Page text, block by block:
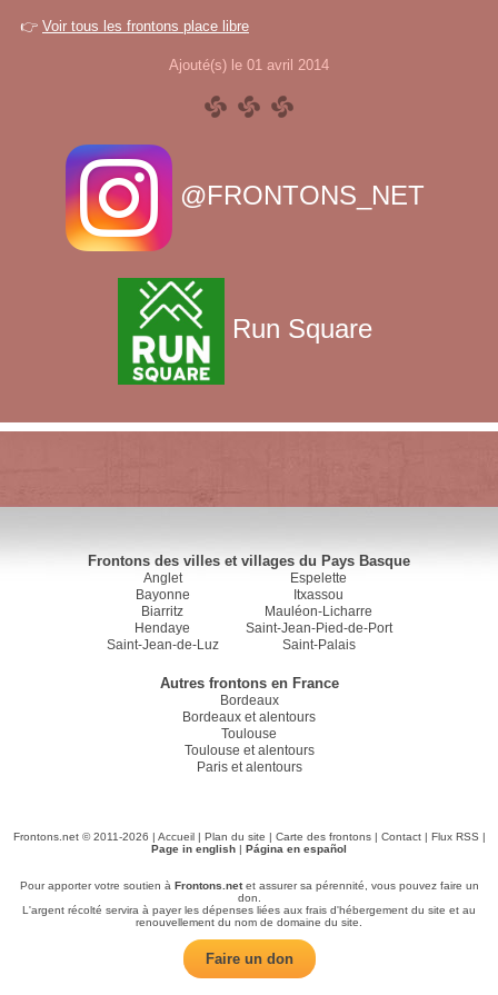
👉 Voir tous les frontons place libre
Ajouté(s) le 01 avril 2014
@FRONTONS_NET
Run Square
Frontons des villes et villages du Pays Basque
Anglet
Bayonne
Biarritz
Hendaye
Saint-Jean-de-Luz
Espelette
Itxassou
Mauléon-Licharre
Saint-Jean-Pied-de-Port
Saint-Palais
Autres frontons en France
Bordeaux
Bordeaux et alentours
Toulouse
Toulouse et alentours
Paris et alentours
Frontons.net © 2011-2026 | Accueil| Plan du site | Carte des frontons| Contact| Flux RSS |
Page in english | Página en español
Pour apporter votre soutien à Frontons.netet assurer sa pérennité, vous pouvez faire un
don.
L'argent récolté servira à payer les dépenses liées aux frais d'hébergement du site et au
renouvellement du nom de domaine du site.
Faire un don